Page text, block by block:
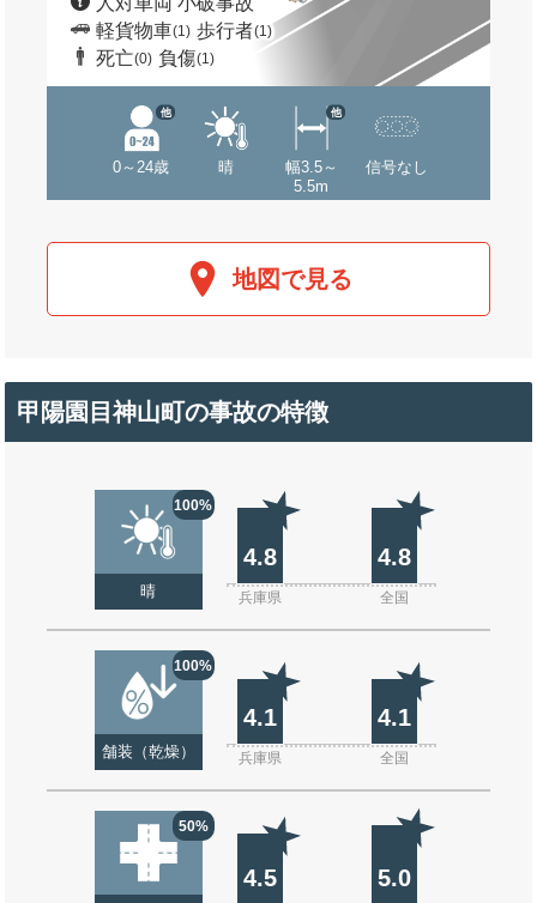
軽貨物車(1) 歩行者(1)
死亡(0) 負傷(1)
0～24歳
他
晴
幅3.5～
5.5m
他
信号なし
地図で見る
甲陽園目神山町の事故の特徴
100%
晴
4.8 4.8
兵庫県 全国
100%
舗装（乾燥）
4.1 4.1
兵庫県 全国
50%
4.5 5.0